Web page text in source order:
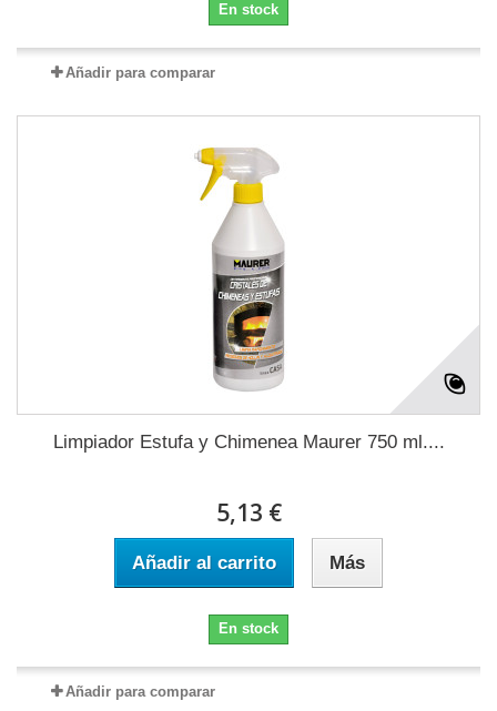
En stock
Añadir para comparar
Limpiador Estufa y Chimenea Maurer 750 ml....
5,13 €
Añadir al carrito Más
En stock
Añadir para comparar